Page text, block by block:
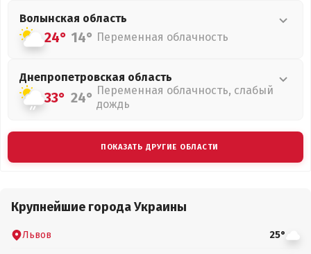
Волынская область
24° 14° Переменная облачность
Днепропетровская область
33° 24° Переменная облачность, слабый
дождь
ПОКАЗАТЬ ДРУГИЕ ОБЛАСТИ
Крупнейшие города Украины
Львов 25°